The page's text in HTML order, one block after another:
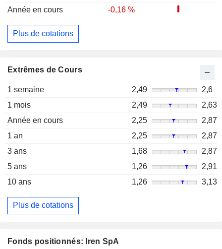
Année en cours -0,16 %
Plus de cotations
Extrêmes de Cours
1 semaine 2,49
2,6
1 mois
2,49
2,63
Année en cours
2,25
2,87
1 an
2,25
2,87
3 ans
1,68
2,87
5 ans
1,26
2,91
10 ans
1,26 3,13
Plus de cotations
Fonds positionnés: Iren SpA